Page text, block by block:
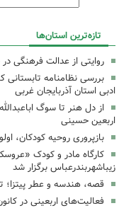
تازه‌ترین استان‌ها
روایتی از عدالت فرهنگی
بررسی نظامنامه
ادبی استان آذربایجان غربی
از دل هنر تا سوگ
اربعین حسینی
بازپروری روحیه کودکان،
کارگاه مادر و کودک
زیباشهربندرعباس برگزار شد
قصه، هندسه و عطر پیتزا؛
فعالیت‌های اربعینی در